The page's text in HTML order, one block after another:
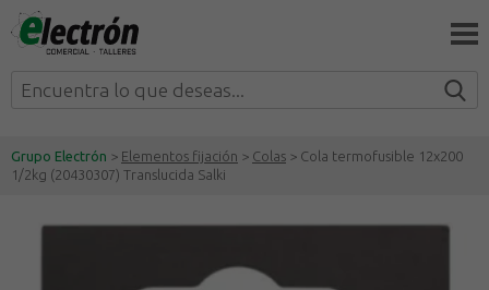
Grupo Electrón > Elementos fijación > Colas > Cola termofusible 12x200
1/2kg (20430307) Translucida Salki